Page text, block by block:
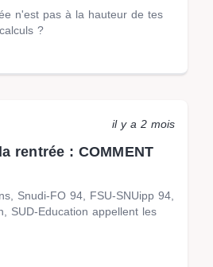
n'est pas à la hauteur de tes
?
il y a 2 mois
rentrée : COMMENT
Snudi-FO 94, FSU-SNUipp 94,
SUD-Education appellent les